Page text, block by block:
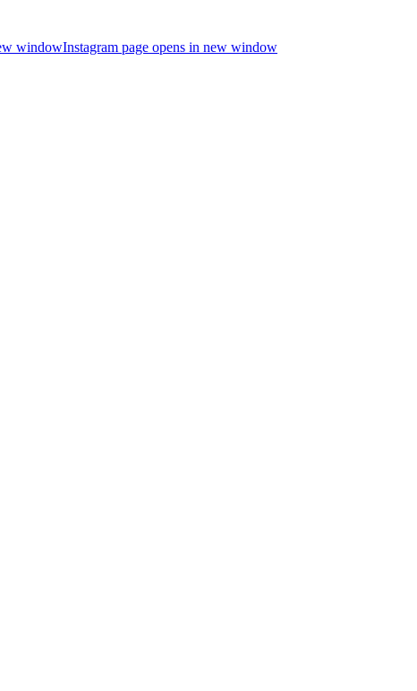
windowInstagram page opens in new window